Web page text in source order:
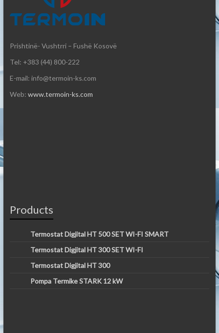
Prishtinë- Vushtrri – Fushë Kosovë
Tel: +383 (44) 800-222
E-mail: info@termoin-ks.com
Web: www.termoin-ks.com
Products
Termostat Digjital HT 500 SET WI-FI SMART
Termostat Digjital HT 300 SET WI-FI
Termostat Digjital HT 300
Pompa Termike STARK 12 kW